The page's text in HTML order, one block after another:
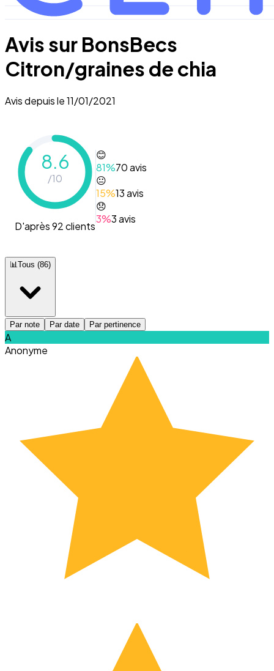
Avis sur BonsBecs
Citron/graines de chia
Avis depuis le11/01/2021
8.6
/10
D'après 92 clients
😊
81%70avis
😐
15%13avis
😞
3%3avis
📊Tous (86)
Par note Par date Par pertinence
A
Anonyme